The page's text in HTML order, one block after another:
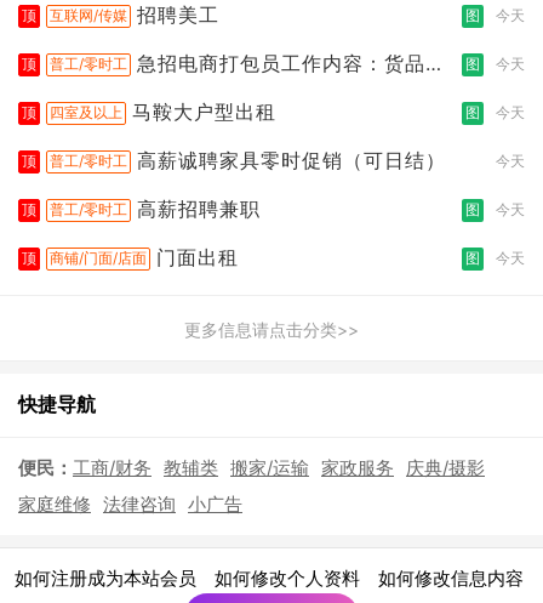
顶 互联网/传媒 招聘美工 图 今天
顶 普工/零时工 急招电商打包员工作内容：货品分
图 今天
顶 四室及以上 马鞍大户型出租 图 今天
顶 普工/零时工 高薪诚聘家具零时促销（可日结） 今天
顶 普工/零时工 高薪招聘兼职 图 今天
顶 商铺/门面/店面 门面出租 图 今天
更多信息请点击分类>>
快捷导航
便民： 工商/财务 教辅类 搬家/运输 家政服务
庆典/摄影
家庭维修 法律咨询 小广告
如何注册成为本站会员 如何修改个人资料 如何修改信息内容